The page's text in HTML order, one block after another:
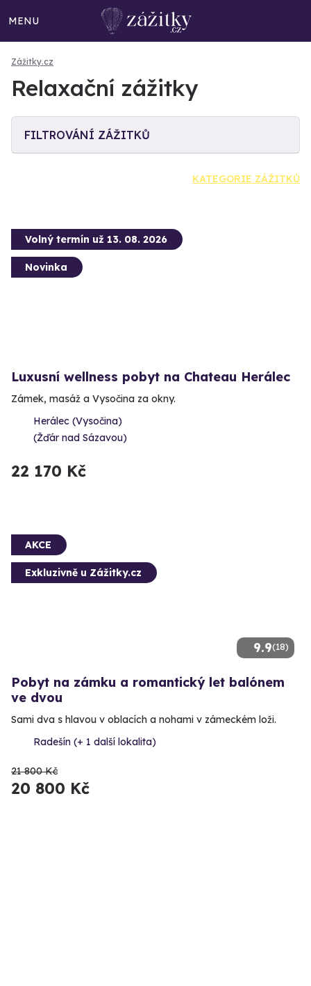
MENU
Zážitky.cz
Relaxační zážitky
FILTROVÁNÍ ZÁŽITKŮ
KATEGORIE ZÁŽITKŮ
Volný termín už 13. 08. 2026
Novinka
Luxusní wellness pobyt na Chateau Herálec
Zámek, masáž a Vysočina za okny.
Herálec (Vysočina)
(Žďár nad Sázavou)
22 170 Kč
9.9(18)
AKCE
Exkluzivně u Zážitky.cz
Pobyt na zámku a romantický let balónem
ve dvou
Sami dva s hlavou v oblacích a nohami v zámeckém loži.
Radešín (+ 1 další lokalita)
21 800 Kč
20 800 Kč